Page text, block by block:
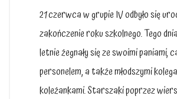
21 czerwca w grupie IV odbyło się
zakończenie roku szkolnego. Tego
letnie żegnały się ze swoimi paniami,
personelem, a także młodszymi
koleżankami. Starszaki poprzez